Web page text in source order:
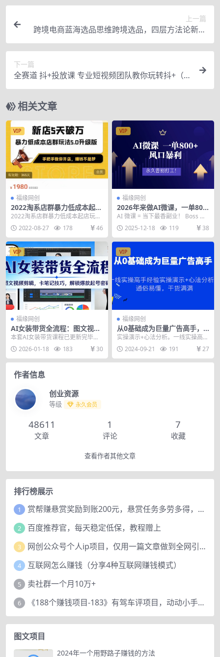
上一篇
跨境电商蓝海选品思维跨境选品，四层方法论新思
想新方法，不内卷不焦虑（价值1980）
下一篇
全赛道 抖+投放课 专业短视频团队教你玩转抖+（价
值399元）
相关文章
VIP
福缘网创
2022淘系店群暴力低成本起店
玩法，新店5天破万，5.0升级
版（价值1980元）
2022淘系店群暴力低成本起店玩
法，新店5天破万，5.0升级版（价
值1980元）...
2022-08-27 178 46
VIP
福缘网创
2026年来做AI微课，一单800
+，风口暴利，告别打工
AI 微课 = 当下最香副业！ Boss 应
聘秒过，机构抢着要老师 当日出
单，轻...
2025-12-18 119 38
VIP
福缘网创
AI女装带货全流程：图文视频
剪辑，卡笔记技巧，解锁爆款
本套AI女装带货课程已更新完毕，
聚焦抖音女装带货全链路实操，从
起号到运营变现一站...
2026-01-18 183 30
VIP
福缘网创
从0基础成为巨量广告高手，
一线实操高手经验实操演示
满满
实操演示+心法分析。一线实操高手
经验，通俗易懂，干货满满。适合
新手投手，广告主等...
2024-09-21 191 27
作者信息
创业资源
等级 永久会员
48611
文章
1
评论
7
收藏
查看作者其他文章
排行榜展示
1 赏帮赚悬赏奖励到账200元，悬赏任务多劳多得，人人可做。
2 百度推荐官，每天稳定低保，教程赠上
3 网创公众号个人ip项目，仅用一篇文章做到全网引流！
4 互联网怎么赚钱（分享4种互联网赚钱模式）
5 卖社群一个月10万+
6 《188个赚钱项目-183》有驾车评项目，动动小手，复制粘贴赚44元！
图文项目
2024年一个用野路子赚钱的方法